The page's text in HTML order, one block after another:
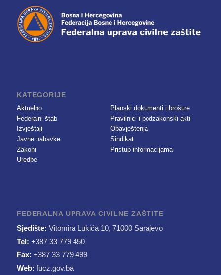
KATEGORIJE
Aktuelno
Federalni štab
Izvještaji
Javne nabavke
Zakoni
Uredbe
Planski dokumenti i brošure
Pravilnici i podzakonski akti
Obavještenja
Sindikat
Pristup informacijama
FEDERALNA UPRAVA CIVILNE ZAŠTITE
Sjedište: Vitomira Lukića 10, 71000 Sarajevo
Tel: +387 33 779 450
Fax: +387 33 779 499
Web: fucz.gov.ba